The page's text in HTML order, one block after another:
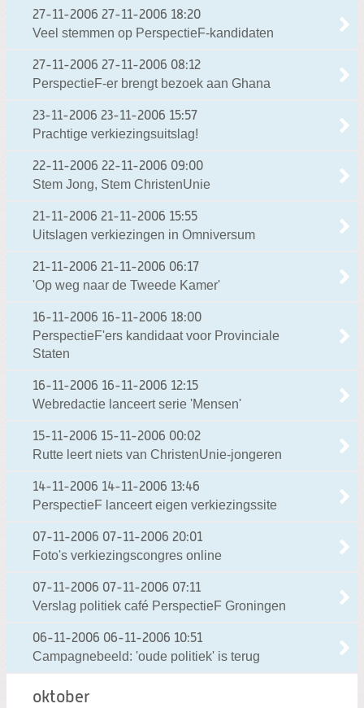
27-11-2006 27-11-2006 18:20
Veel stemmen op PerspectieF-kandidaten
27-11-2006 27-11-2006 08:12
PerspectieF-er brengt bezoek aan Ghana
23-11-2006 23-11-2006 15:57
Prachtige verkiezingsuitslag!
22-11-2006 22-11-2006 09:00
Stem Jong, Stem ChristenUnie
21-11-2006 21-11-2006 15:55
Uitslagen verkiezingen in Omniversum
21-11-2006 21-11-2006 06:17
'Op weg naar de Tweede Kamer'
16-11-2006 16-11-2006 18:00
PerspectieF'ers kandidaat voor Provinciale
Staten
16-11-2006 16-11-2006 12:15
Webredactie lanceert serie 'Mensen'
15-11-2006 15-11-2006 00:02
Rutte leert niets van ChristenUnie-jongeren
14-11-2006 14-11-2006 13:46
PerspectieF lanceert eigen verkiezingssite
07-11-2006 07-11-2006 20:01
Foto's verkiezingscongres online
07-11-2006 07-11-2006 07:11
Verslag politiek café PerspectieF Groningen
06-11-2006 06-11-2006 10:51
Campagnebeeld: 'oude politiek' is terug
oktober